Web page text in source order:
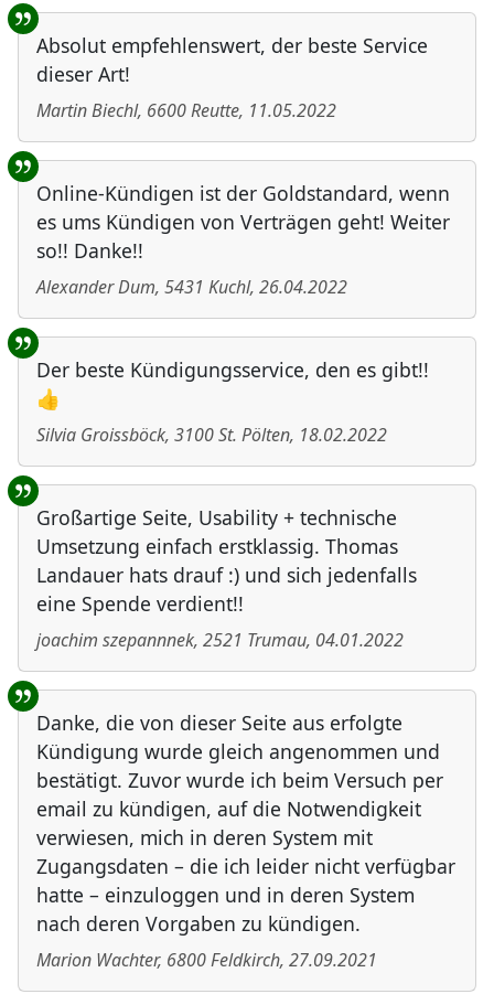
Absolut empfehlenswert, der beste Service
dieser Art!
Martin Biechl, 6600Reutte, 11.05.2022
Online-Kündigen ist der Goldstandard, wenn
es ums Kündigen von Verträgen geht! Weiter
so!! Danke!!
Alexander Dum, 5431 Kuchl, 26.04.2022
Der beste Kündigungsservice, den es gibt!!
👍
Silvia Groissböck, 3100St. Pölten, 18.02.2022
Großartige Seite, Usability + technische
Umsetzung einfach erstklassig. Thomas
Landauer hats drauf :) und sich jedenfalls
eine Spende verdient!!
joachim szepannnek, 2521 Trumau, 04.01.2022
Danke, die von dieser Seite aus erfolgte
Kündigung wurde gleich angenommen und
bestätigt. Zuvor wurde ich beim Versuch per
email zu kündigen, auf die Notwendigkeit
verwiesen, mich in deren System mit
Zugangsdaten – die ich leider nicht verfügbar
hatte – einzuloggen und in deren System
nach deren Vorgaben zu kündigen.
Marion Wachter, 6800Feldkirch, 27.09.2021